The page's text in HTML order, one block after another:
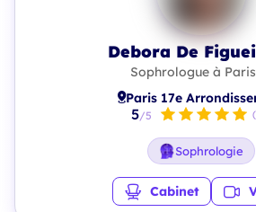
Debora De
Sophrologue à
Paris 17e
5/5
Sophrologie
Cabinet